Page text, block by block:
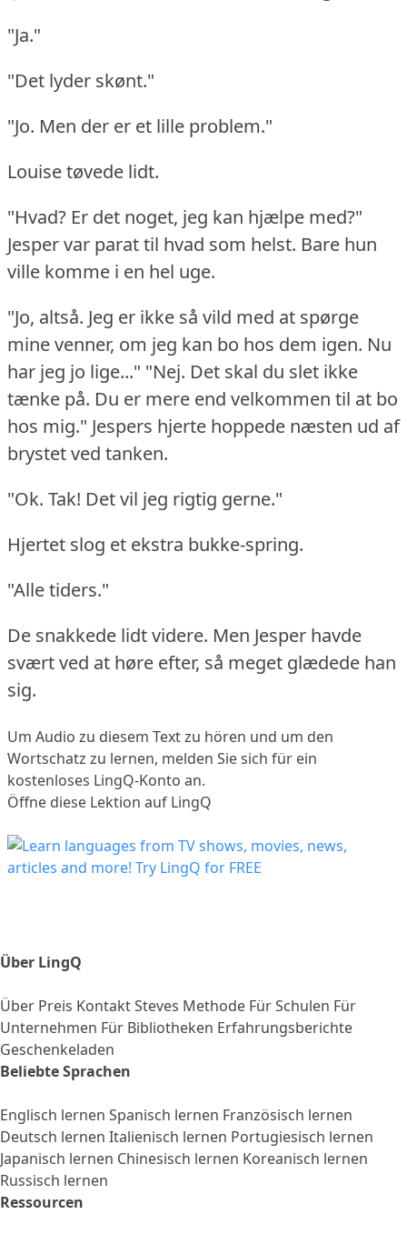
"Ja."
"Det lyder skønt."
"Jo. Men der er et lille problem."
Louise tøvede lidt.
"Hvad? Er det noget, jeg kan hjælpe med?"
Jesper var parat til hvad som helst. Bare hun
ville komme i en hel uge.
"Jo, altså. Jeg er ikke så vild med at spørge
mine venner, om jeg kan bo hos dem igen. Nu
har jeg jo lige..." "Nej. Det skal du slet ikke
tænke på. Du er mere end velkommen til at bo
hos mig." Jespers hjerte hoppede næsten ud af
brystet ved tanken.
"Ok. Tak! Det vil jeg rigtig gerne."
Hjertet slog et ekstra bukke-spring.
"Alle tiders."
De snakkede lidt videre. Men Jesper havde
svært ved at høre efter, så meget glædede han
sig.
Um Audio zu diesem Text zu hören und um den
Wortschatz zu lernen, melden Sie sich für ein
kostenloses LingQ-Konto an.
Öffne diese Lektion auf LingQ
Über LingQ
Über Preis KontaktSteves Methode Für Schulen Für
Unternehmen Für Bibliotheken Erfahrungsberichte
Geschenkeladen
Beliebte Sprachen
Englisch lernen Spanisch lernen Französisch lernen
Deutsch lernen Italienisch lernen Portugiesisch lernen
Japanisch lernen Chinesisch lernen Koreanisch lernen
Russisch lernen
Ressourcen